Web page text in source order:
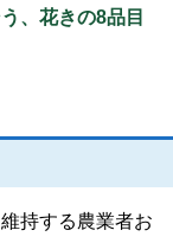
、花きの8品目
持する農業者お